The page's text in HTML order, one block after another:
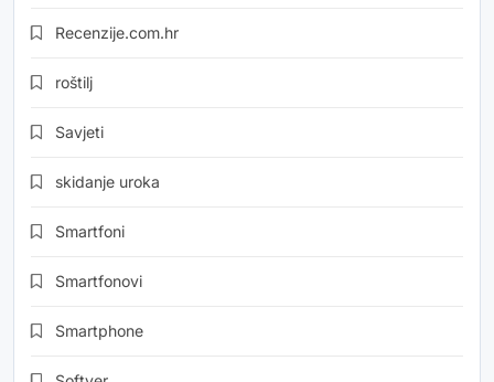
Recenzije.com.hr
roštilj
Savjeti
skidanje uroka
Smartfoni
Smartfonovi
Smartphone